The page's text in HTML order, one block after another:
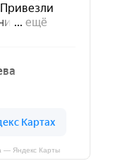
— Яндекс Карты